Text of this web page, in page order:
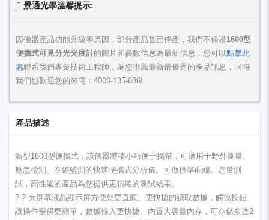
景通光學溫馨提示:
因儀器產品功能升級等原因，部分產品甚已停產，我們不保證1600型
便攜式可見分光光度計的圖片和參數信息為最新信息，您可以點擊此
處聯系我們專業技術工程師，為您推薦最新最優秀的產品訊息，同時
我們也歡迎您的來電：4000-135-686!
產品描述
新型1600型便攜式，該儀器體積小巧便于攜帶，可適用于野外測量、
應急檢測、在線監測的快速便攜式分析儀。可做標準曲線、定量測
試，高性能的產品為您提供更精確的測試結果。
? ? 大屏幕液晶顯示屏方便您更直觀、更快捷的讀取數據，觸摸按鈕
讓操作變得更簡單，數據輸入更快捷。內置大容量內存，可存儲多達2